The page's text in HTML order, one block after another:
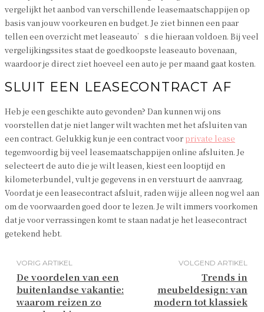
vergelijkt het aanbod van verschillende leasemaatschappijen op
basis van jouw voorkeuren en budget. Je ziet binnen een paar
tellen een overzicht met leaseauto’s die hieraan voldoen. Bij veel
vergelijkingssites staat de goedkoopste leaseauto bovenaan,
waardoor je direct ziet hoeveel een auto je per maand gaat kosten.
SLUIT EEN LEASECONTRACT AF
Heb je een geschikte auto gevonden? Dan kunnen wij ons
voorstellen dat je niet langer wilt wachten met het afsluiten van
een contract. Gelukkig kun je een contract voor private lease
tegenwoordig bij veel leasemaatschappijen online afsluiten. Je
selecteert de auto die je wilt leasen, kiest een looptijd en
kilometerbundel, vult je gegevens in en verstuurt de aanvraag.
Voordat je een leasecontract afsluit, raden wij je alleen nog wel aan
om de voorwaarden goed door te lezen. Je wilt immers voorkomen
dat je voor verrassingen komt te staan nadat je het leasecontract
getekend hebt.
VORIG ARTIKEL
De voordelen van een
buitenlandse vakantie:
waarom reizen zo
VOLGEND ARTIKEL
Trends in
meubeldesign: van
modern tot klassiek